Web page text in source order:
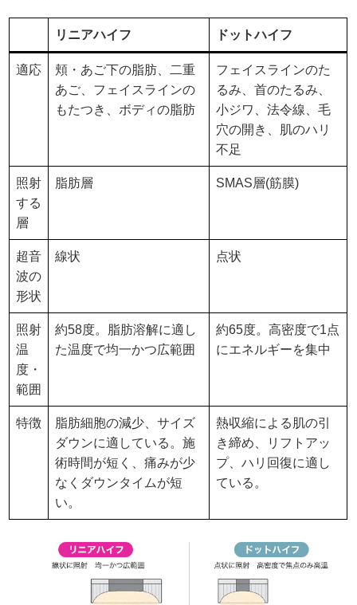
リニアハイフ ドットハイフ
適応
頬・あご下の脂肪、二重
あご、フェイスラインの
もたつき、ボディの脂肪
フェイスラインのた
るみ、首のたるみ、
小ジワ、法令線、毛
穴の開き、肌のハリ
不足
照射
する
層
脂肪層 SMAS層(筋膜)
超音
波の
形状
線状 点状
照射
温
度・
範囲
約58度。脂肪溶解に適し
た温度で均一かつ広範囲
約65度。高密度で1点
にエネルギーを集中
特徴
脂肪細胞の減少、サイズ
ダウンに適している。施
術時間が短く、痛みが少
なくダウンタイムが短
い。
熱収縮による肌の引
き締め、リフトアッ
プ、ハリ回復に適し
ている。